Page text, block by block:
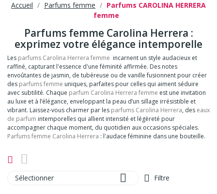
Accueil Parfums femme
Parfums CAROLINA HERRERA
femme
Parfums femme Carolina Herrera :
exprimez votre élégance intemporelle
Les parfums Carolina Herrera femme incarnent un style audacieux et
raffiné, capturant l'essence d'une féminité affirmée. Des notes
envoûtantes de jasmin, de tubéreuse ou de vanille fusionnent pour créer
des parfums femme uniques, parfaites pour celles qui aiment séduire
avec subtilité. Chaque parfum Carolina Herrera femme est une invitation
au luxe et à l’élégance, enveloppant la peau d’un sillage irrésistible et
vibrant. Laissez-vous charmer par les parfums Carolina Herrera, des eaux
de parfum intemporelles qui allient intensité et légèreté pour
accompagner chaque moment, du quotidien aux occasions spéciales.
Parfums femme Carolina Herrera : l'audace féminine dans une bouteille.
Sélectionner  Filtre